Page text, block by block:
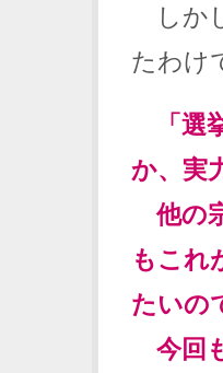
しか
たわけ
「
か、実
他の
もこれ
たいの
今回